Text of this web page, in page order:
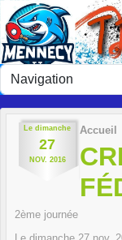
Le dimanche
27
NOV. 2016
Accueil
2ème journée
Panneau de